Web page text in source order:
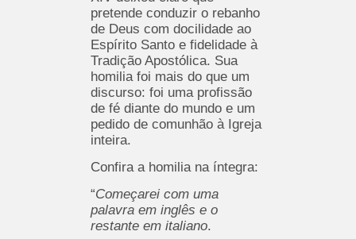
pretende conduzir o rebanho
de Deus com docilidade ao
Espírito Santo e fidelidade à
Tradição Apostólica. Sua
homilia foi mais do que um
discurso: foi uma profissão
de fé diante do mundo e um
pedido de comunhão à Igreja
inteira.
Confira a homilia na íntegra:
“Começarei com uma
palavra em inglês e o
restante em italiano.